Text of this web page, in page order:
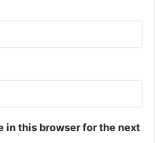
in this browser for the next